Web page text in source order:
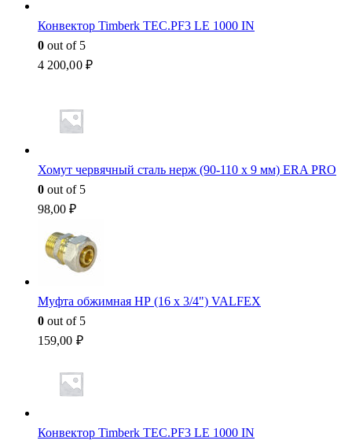
Конвектор Timberk TEC.PF3 LE 1000 IN
0 out of 5
4 200,00 ₽
Хомут червячный сталь нерж (90-110 x 9 мм) ERA PRO
0 out of 5
98,00₽
Муфта обжимная НР (16 x 3/4") VALFEX
0 out of 5
159,00 ₽
Конвектор Timberk TEC.PF3 LE 1000 IN